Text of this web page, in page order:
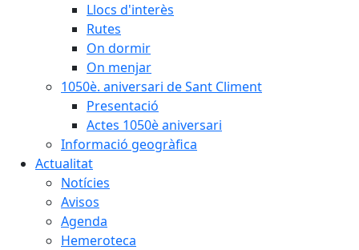
Llocs d'interès
Rutes
On dormir
On menjar
1050è. aniversari de Sant Climent
Presentació
Actes 1050è aniversari
Informació geogràfica
Actualitat
Notícies
Avisos
Agenda
Hemeroteca